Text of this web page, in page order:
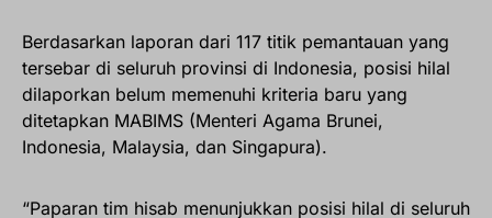
Berdasarkan laporan dari 117 titik pemantauan yang
tersebar di seluruh provinsi di Indonesia, posisi hilal
dilaporkan belum memenuhi kriteria baru yang
ditetapkan MABIMS (Menteri Agama Brunei,
Indonesia, Malaysia, dan Singapura).
“Paparan tim hisab menunjukkan posisi hilal di seluruh